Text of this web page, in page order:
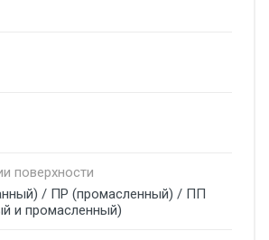
поверхности
/ ПР (промасленный) / ПП
и промасленный)